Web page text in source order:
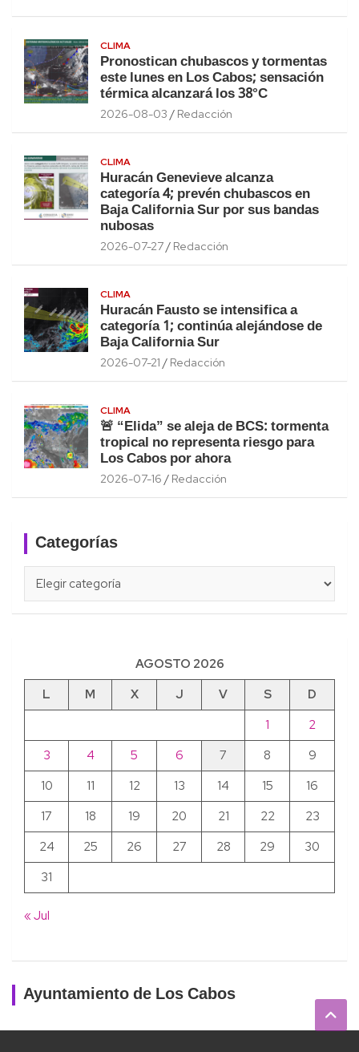
CLIMA
Pronostican chubascos y tormentas
este lunes en Los Cabos; sensación
térmica alcanzará los 38°C
2026-08-03 Redacción
CLIMA
Huracán Genevieve alcanza
categoría 4; prevén chubascos en
Baja California Sur por sus bandas
nubosas
2026-07-27 Redacción
CLIMA
Huracán Fausto se intensifica a
categoría 1; continúa alejándose de
Baja California Sur
2026-07-21 Redacción
CLIMA
🚨 “Elida” se aleja de BCS: tormenta
tropical no representa riesgo para
Los Cabos por ahora
2026-07-16 Redacción
Categorías
AGOSTO 2026
L
M X J V S
D
1
2
3
4 5 6 7 8
9
10
11 12 13 14 15
16
17
18 19 20 21 22
23
24
25 26 27 28 29
30
31
« Jul
Ayuntamiento de Los Cabos